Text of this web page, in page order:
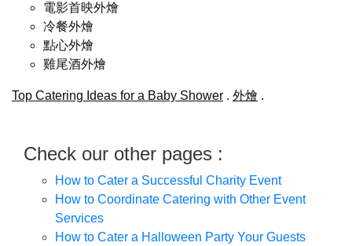
電影首映外燴
冷餐外燴
點心外燴
雞尾酒外燴
Top Catering Ideas for a Baby Shower . 外燴 .
Check our other pages :
How to Cater a Successful Charity Event
How to Coordinate Catering with Other Event
Services
How to Cater a Halloween Party Your Guests